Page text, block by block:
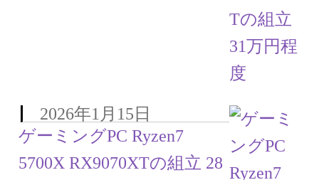
ゲーミングPC Ryzen7
5700X RX9070XTの組立 28
2026年1月15日